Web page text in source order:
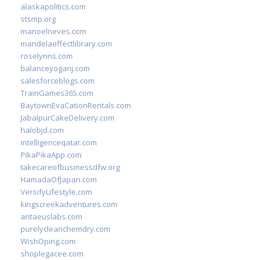
alaskapolitics.com
stsmp.org
manoelneves.com
mandelaeffectlibrary.com
roselynns.com
balanceyoganj.com
salesforceblogs.com
TrainGames365.com
BaytownEvaCationRentals.com
JabalpurCakeDelivery.com
halobjd.com
intelligenceqatar.com
PikaPikaApp.com
takecareofbusinessdfw.org
HamadaOfJapan.com
VersifyLifestyle.com
kingscreekadventures.com
antaeuslabs.com
purelycleanchemdry.com
WishOping.com
shoplegacee.com